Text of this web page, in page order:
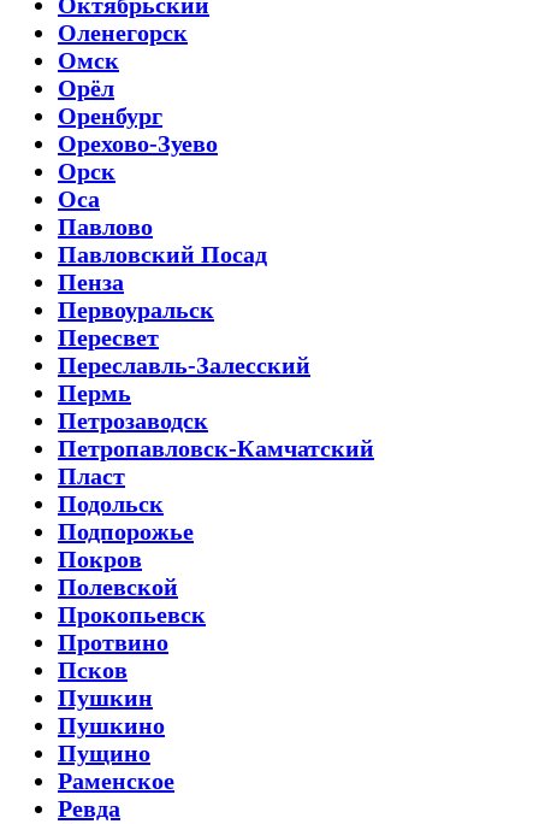
Оленегорск
Омск
Орёл
Оренбург
Орехово-Зуево
Орск
Оса
Павлово
Павловский Посад
Пенза
Первоуральск
Пересвет
Переславль-Залесский
Пермь
Петрозаводск
Петропавловск-Камчатский
Пласт
Подольск
Подпорожье
Покров
Полевской
Прокопьевск
Протвино
Псков
Пушкин
Пушкино
Пущино
Раменское
Ревда